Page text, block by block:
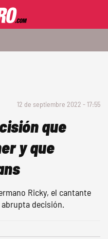
12 de septiembre 2022 - 17:55
que
y que
Ricky, el cantante
decisión.